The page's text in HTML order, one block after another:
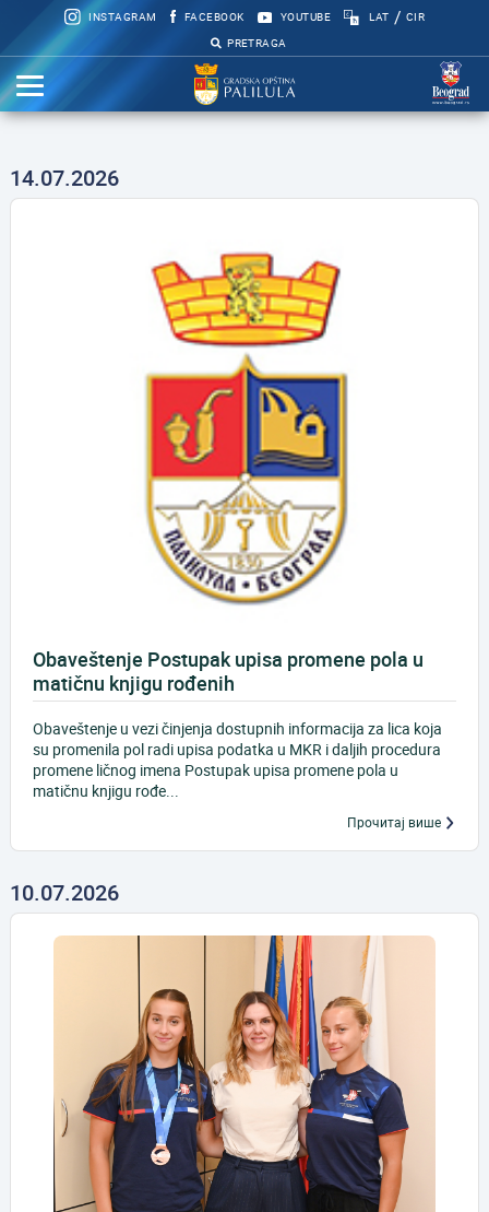
INSTAGRAM FACEBOOK YOUTUBE LAT / CIR
PRETRAGA
14.07.2026
Obaveštenje Postupak upisa promene pola u
matičnu knjigu rođenih
Obaveštenje u vezi činjenja dostupnih informacija za lica koja
su promenila pol radi upisa podatka u MKR i daljih procedura
promene ličnog imena Postupak upisa promene pola u
matičnu knjigu rođe...
Прочитај више
10.07.2026